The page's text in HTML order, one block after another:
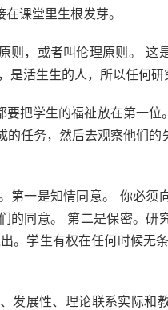
课堂里生根发芽。
则，或者叫伦理原则。 这
活生生的人，所以任何研
把学生的福祉放在第一位
任务，然后去观察他们
第一是知情同意。 你必须
的同意。 第二是保密。研
。学生有权在任何时候无
发展性、理论联系实际